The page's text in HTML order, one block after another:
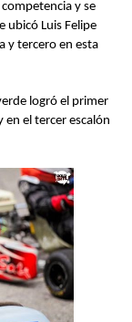
y se
ubicó Luis Felipe
y tercero en esta
logró el primer
en el tercer escalón